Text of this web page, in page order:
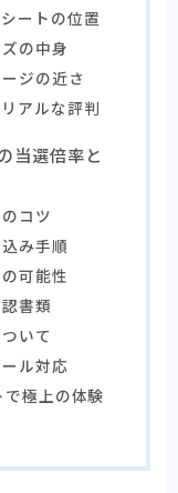
ートの位置
の中身
ジの近さ
アルな評判
当選倍率と
コツ
み手順
可能性
書類
いて
ル対応
極上の体験